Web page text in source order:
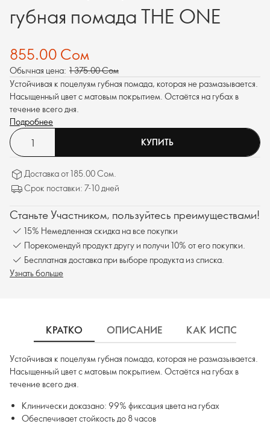
губная помада THE ONE
855.00 Сом
Обычная цена: 1 375.00 Сом
Устойчивая к поцелуям губная помада, которая не размазывается.
Насыщенный цвет с матовым покрытием. Остаётся на губах в
течение всего дня.
Подробнее
КУПИТЬ
Доставка от 185.00 Сом.
Срок поставки: 7-10 дней
Станьте Участником, пользуйтесь преимуществами!
15% Немедленная скидка на все покупки
Порекомендуй продукт другу и получи 10% от его покупки.
Бесплатная доставка при выборе продукта из списка.
Узнать больше
КРАТКО ОПИСАНИЕ КАК
Устойчивая к поцелуям губная помада, которая не размазывается.
Насыщенный цвет с матовым покрытием. Остаётся на губах в
течение всего дня.
Клинически доказано: 99% фиксация цвета на губах
Обеспечивает стойкость до 8 часов